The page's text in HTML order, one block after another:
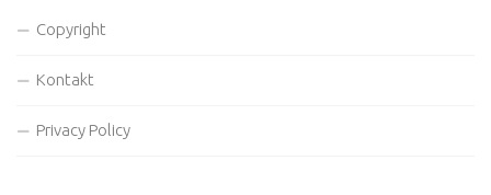
Copyright
Kontakt
Privacy Policy